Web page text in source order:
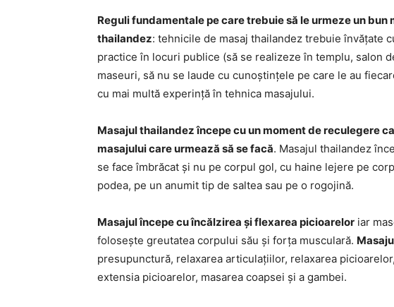
Reguli fundamentale pe care trebuie să le urmeze un
thailandez: tehnicile de masaj thailandez trebuie învățate
practice în locuri publice (să se realizeze în templu, salon
maseuri, să nu se laude cu cunoștințele pe care le au
cu mai multă experință în tehnica masajului.
Masajul thailandez începe cu un moment de reculegere
masajului care urmează să se facă. Masajul thailandez
se face îmbrăcat și nu pe corpul gol, cu haine lejere pe
podea, pe un anumit tip de saltea sau pe o rogojină.
Masajul începe cu încălzirea și flexarea picioarelor iar
folosește greutatea corpului său și forța musculară.
presupunctură, relaxarea articulațiilor, relaxarea
extensia picioarelor, masarea coapsei și a gambei.